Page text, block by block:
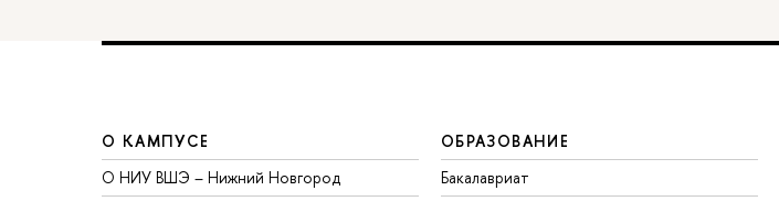
О КАМПУСЕ
О НИУ ВШЭ – Нижний Новгород
ОБРАЗОВАНИЕ
Бакалавриат